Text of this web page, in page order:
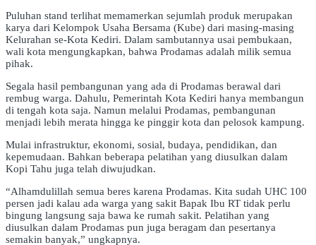
Puluhan stand terlihat memamerkan sejumlah produk merupakan
karya dari Kelompok Usaha Bersama (Kube) dari masing-masing
Kelurahan se-Kota Kediri. Dalam sambutannya usai pembukaan,
wali kota mengungkapkan, bahwa Prodamas adalah milik semua
pihak.
Segala hasil pembangunan yang ada di Prodamas berawal dari
rembug warga. Dahulu, Pemerintah Kota Kediri hanya membangun
di tengah kota saja. Namun melalui Prodamas, pembangunan
menjadi lebih merata hingga ke pinggir kota dan pelosok kampung.
Mulai infrastruktur, ekonomi, sosial, budaya, pendidikan, dan
kepemudaan. Bahkan beberapa pelatihan yang diusulkan dalam
Kopi Tahu juga telah diwujudkan.
“Alhamdulillah semua beres karena Prodamas. Kita sudah UHC 100
persen jadi kalau ada warga yang sakit Bapak Ibu RT tidak perlu
bingung langsung saja bawa ke rumah sakit. Pelatihan yang
diusulkan dalam Prodamas pun juga beragam dan pesertanya
semakin banyak,” ungkapnya.